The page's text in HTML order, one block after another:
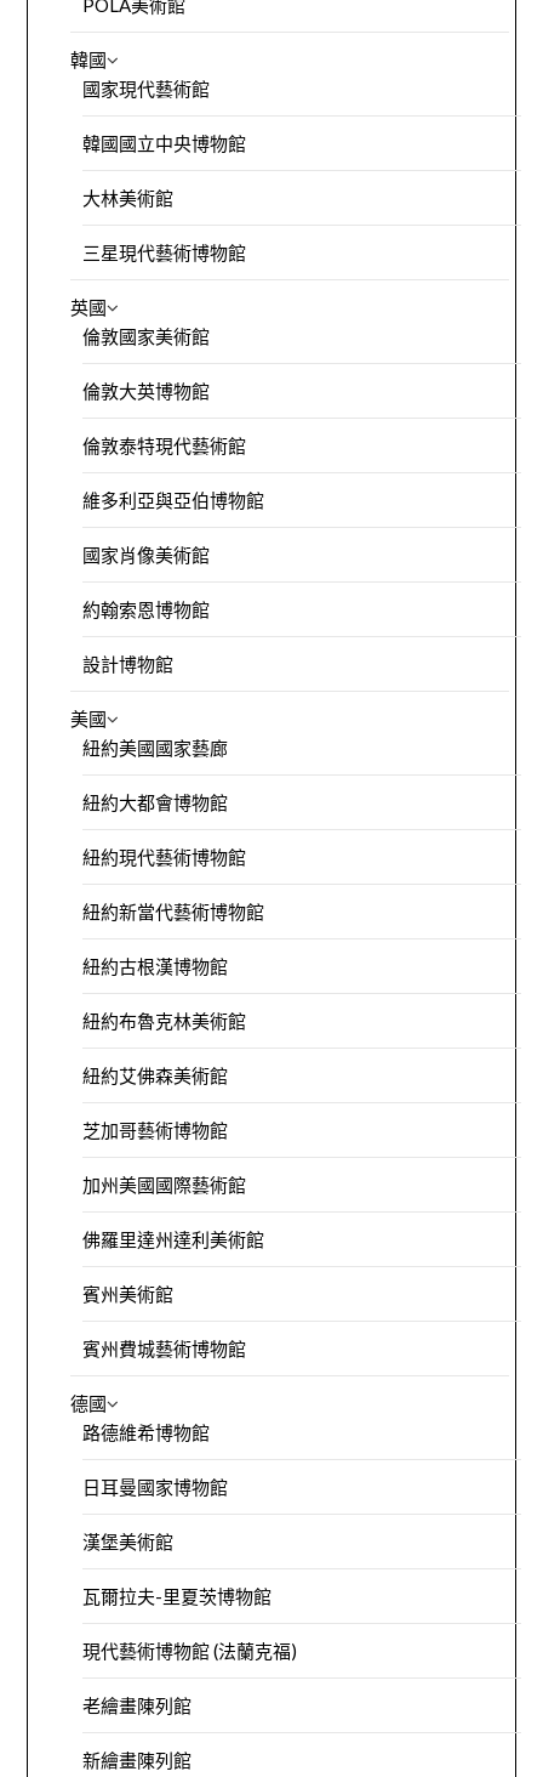
POLA美術館
韓國
國家現代藝術館
韓國國立中央博物館
大林美術館
三星現代藝術博物館
英國
倫敦國家美術館
倫敦大英博物館
倫敦泰特現代藝術館
維多利亞與亞伯博物館
國家肖像美術館
約翰索恩博物館
設計博物館
美國
紐約美國國家藝廊
紐約大都會博物館
紐約現代藝術博物館
紐約新當代藝術博物館
紐約古根漢博物館
紐約布魯克林美術館
紐約艾佛森美術館
芝加哥藝術博物館
加州美國國際藝術館
佛羅里達州達利美術館
賓州美術館
賓州費城藝術博物館
德國
路德維希博物館
日耳曼國家博物館
漢堡美術館
瓦爾拉夫-里夏茨博物館
現代藝術博物館 (法蘭克福)
老繪畫陳列館
新繪畫陳列館